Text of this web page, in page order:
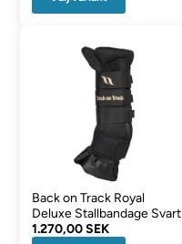
Back on Track Royal
Deluxe Stallbandage Svart
1.270,00 SEK